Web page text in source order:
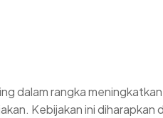
dalam rangka
Kebijakan ini diharapkan